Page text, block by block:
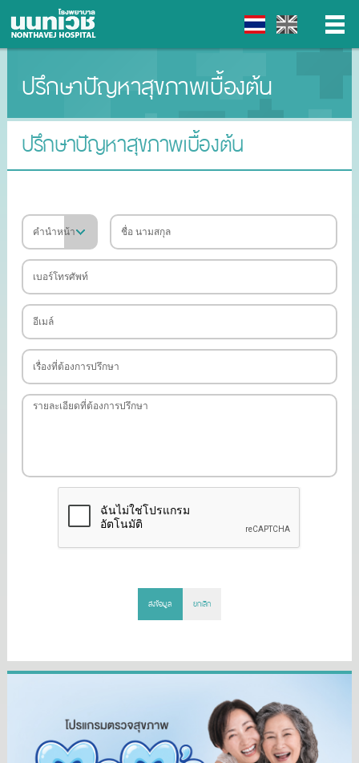
▼
ปรึกษาปัญหาสุขภาพเบื้องต้น
ปรึกษาปัญหาสุขภาพเบื้องต้น
ส่งข้อมูล ยกเลิก